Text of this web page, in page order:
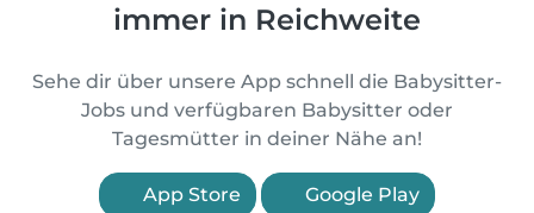
immer in Reichweite
Sehe dir über unsere App schnell die Babysitter-
Jobs und verfügbaren Babysitter oder
Tagesmütter in deiner Nähe an!
App Store Google Play